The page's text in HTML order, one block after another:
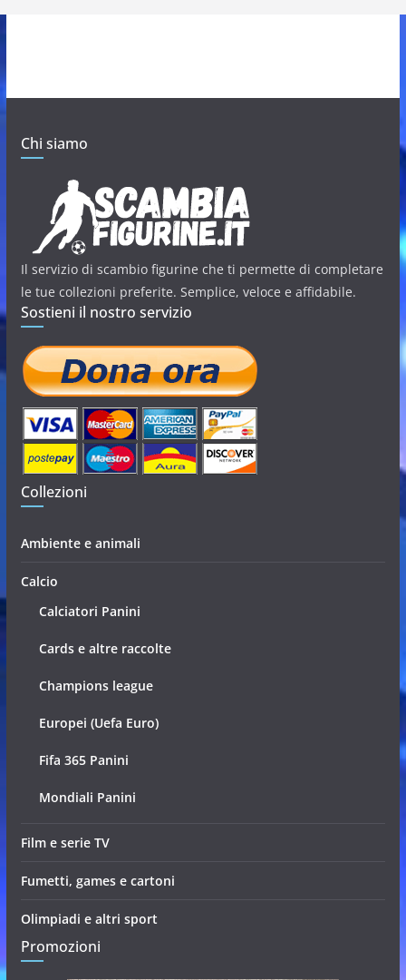
Chi siamo
Il servizio di scambio figurine che ti permette di completare
le tue collezioni preferite. Semplice, veloce e affidabile.
Sostieni il nostro servizio
Collezioni
Ambiente e animali
Calcio
Calciatori Panini
Cards e altre raccolte
Champions league
Europei (Uefa Euro)
Fifa 365 Panini
Mondiali Panini
Film e serie TV
Fumetti, games e cartoni
Olimpiadi e altri sport
Promozioni